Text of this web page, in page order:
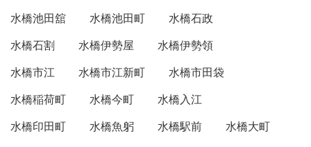
水橋池田舘
水橋池田町
水橋石政
水橋石割
水橋伊勢屋
水橋伊勢領
水橋市江
水橋市江新町
水橋市田袋
水橋稲荷町
水橋今町
水橋入江
水橋印田町
水橋魚躬 水橋駅前
水橋大町